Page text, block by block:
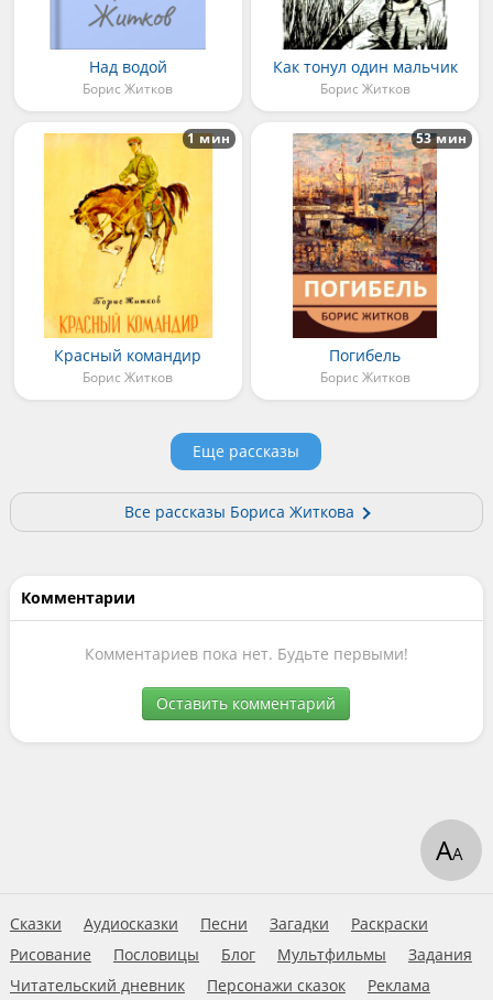
Над водой
Борис Житков
Как тонул один мальчик
Борис Житков
Красный командир
Борис Житков
1 мин
Погибель
Борис Житков
53 мин
Еще рассказы
Все рассказы Бориса Житкова
Комментарии
Комментариев пока нет. Будьте первыми!
Оставить комментарий
Сказки Аудиосказки Песни Загадки
Раскраски
Рисование
Пословицы Блог Мультфильмы
Задания
Читательский дневник
Персонажи сказок Реклама
АА